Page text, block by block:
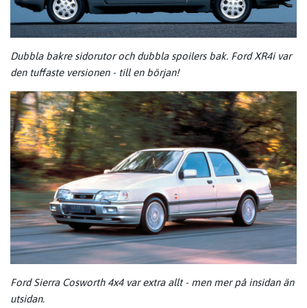
Dubbla bakre sidorutor och dubbla spoilers bak. Ford XR4i var
den tuffaste versionen - till en början!
Ford Sierra Cosworth 4x4 var extra allt - men mer på insidan än
utsidan.